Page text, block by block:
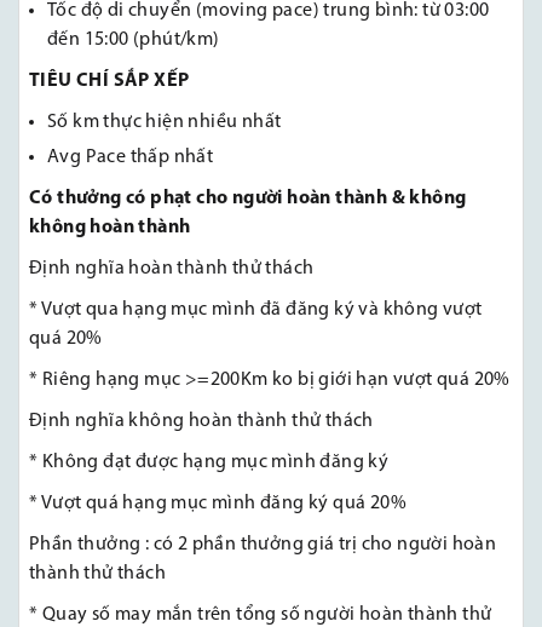
Tốc độ di chuyển (moving pace) trung bình: từ 03:00
đến 15:00 (phút/km)
TIÊU CHÍ SẮP XẾP
Số km thực hiện nhiều nhất
Avg Pace thấp nhất
Có thưởng có phạt cho người hoàn thành & không
không hoàn thành
Định nghĩa hoàn thành thử thách
* Vượt qua hạng mục mình đã đăng ký và không vượt
quá 20%
* Riêng hạng mục >=200Km ko bị giới hạn vượt quá 20%
Định nghĩa không hoàn thành thử thách
* Không đạt được hạng mục mình đăng ký
* Vượt quá hạng mục mình đăng ký quá 20%
Phần thưởng : có 2 phần thưởng giá trị cho người hoàn
thành thử thách
* Quay số may mắn trên tổng số người hoàn thành thử